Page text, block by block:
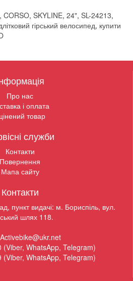
, CORSO, SKYLINE, 24", SL-24213,
гірський велосипед, купити
Про нас
і оплата
товар
служби
Контакти
Повернення
Мапа сайту
Контакти
пункт видачі: м. Бориспіль, вул.
шлях 118.
(Viber, WhatsApp, Telegram)
(Viber, WhatsApp, Telegram)